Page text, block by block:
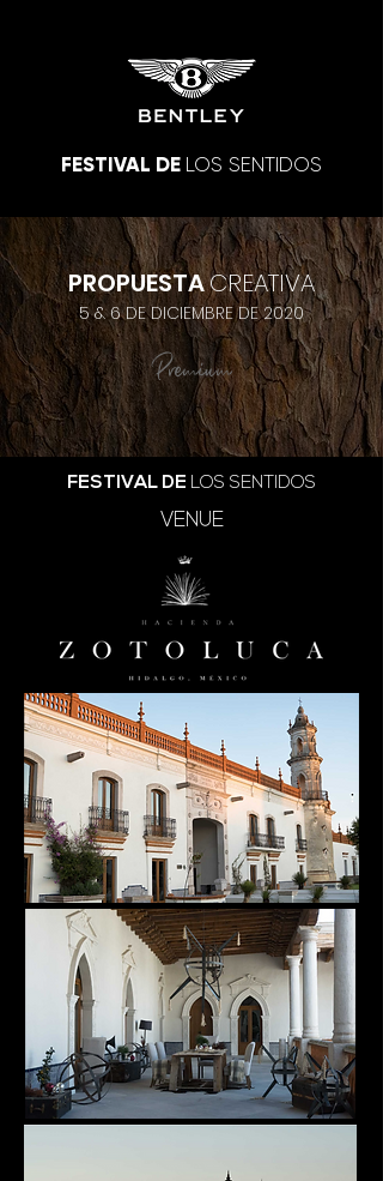
FESTIVAL DE LOS SENTIDOS
PROPUESTACREATIVA
5 & 6 DE DICIEMBRE DE 2020
Premium
FESTIVAL DE LOS SENTIDOS
VENUE